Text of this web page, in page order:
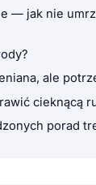
— jak nie
ale
cieknącą
porad